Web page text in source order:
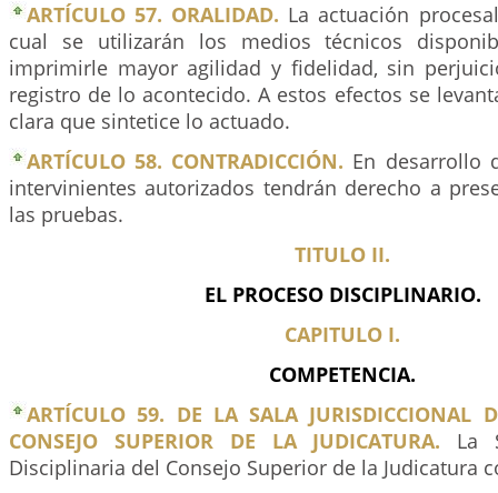
ARTÍCULO 57. ORALIDAD. La actuación
cual se utilizarán los medios técnicos
imprimirle mayor agilidad y fidelidad, sin
registro de lo acontecido. A estos efectos se
clara que sintetice lo actuado.
ARTÍCULO 58. CONTRADICCIÓN. En desarrollo
intervinientes autorizados tendrán derecho a
las pruebas.
TITULO II.
EL PROCESO DISCIPLINARIO.
CAPITULO I.
COMPETENCIA.
ARTÍCULO 59. DE LA SALA JURISDICCIONAL
CONSEJO SUPERIOR DE LA JUDICATURA. La
Disciplinaria del Consejo Superior de la Judicatura